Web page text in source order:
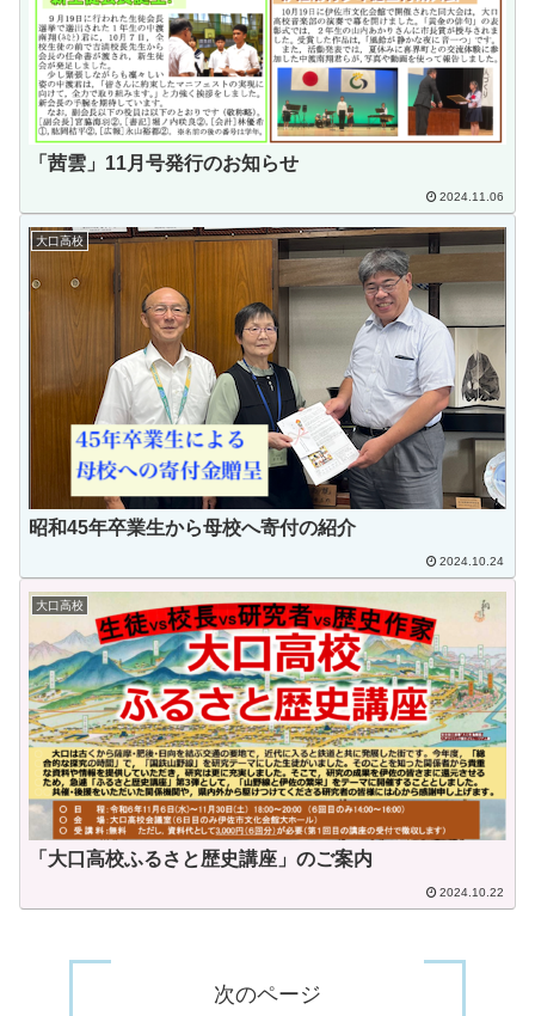
「茜雲」11月号発行のお知らせ
2024.11.06
大口高校
昭和45年卒業生から母校へ寄付の紹介
2024.10.24
大口高校
「大口高校ふるさと歴史講座」のご案内
2024.10.22
次のページ